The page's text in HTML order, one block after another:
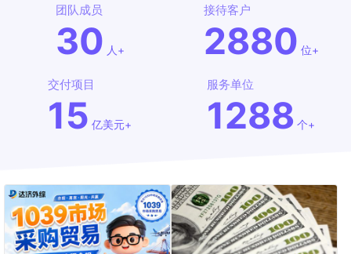
团队成员
30 人+
接待客户
2880 位+
交付项目
15 亿美元+
服务单位
1288 个+